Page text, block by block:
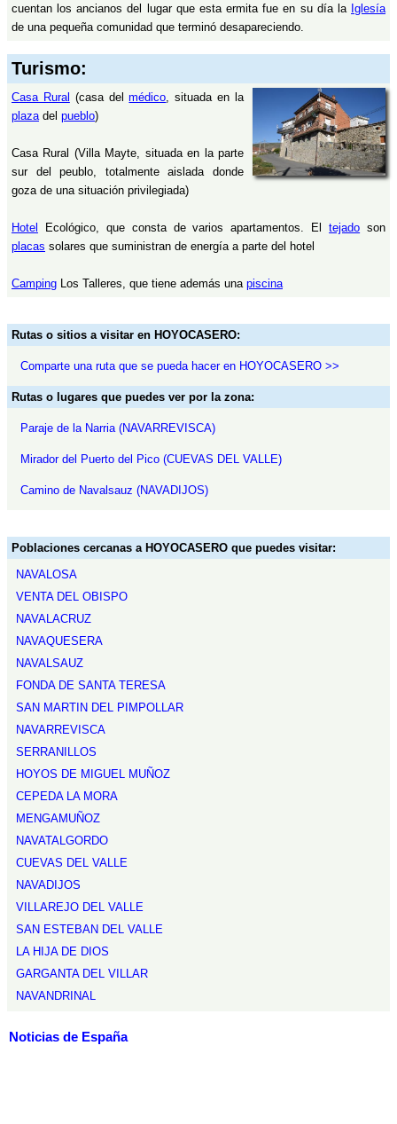
cuentan los ancianos del lugar que esta ermita fue en su día la Iglesía
de una pequeña comunidad que terminó desapareciendo.
Turismo:
Casa Rural (casa delmédico , situada en la
plaza del pueblo)
Casa Rural (Villa Mayte, situada en la parte
sur del peublo, totalmente aislada donde
goza de una situación privilegiada)
Hotel Ecológico, que consta de varios apartamentos. Eltejado son
placas solares que suministran de energía a parte del hotel
Camping Los Talleres, que tiene además una piscina
Rutas o sitios a visitar en HOYOCASERO:
Comparte una ruta que se pueda hacer en HOYOCASERO >>
Rutas o lugares que puedes ver por la zona:
Paraje de la Narria (NAVARREVISCA)
Mirador del Puerto del Pico (CUEVAS DEL VALLE)
Camino de Navalsauz (NAVADIJOS)
Poblaciones cercanas a HOYOCASERO que puedes visitar:
NAVALOSA
VENTA DEL OBISPO
NAVALACRUZ
NAVAQUESERA
NAVALSAUZ
FONDA DE SANTA TERESA
SAN MARTIN DEL PIMPOLLAR
NAVARREVISCA
SERRANILLOS
HOYOS DE MIGUEL MUÑOZ
CEPEDA LA MORA
MENGAMUÑOZ
NAVATALGORDO
CUEVAS DEL VALLE
NAVADIJOS
VILLAREJO DEL VALLE
SAN ESTEBAN DEL VALLE
LA HIJA DE DIOS
GARGANTA DEL VILLAR
NAVANDRINAL
Noticias de España